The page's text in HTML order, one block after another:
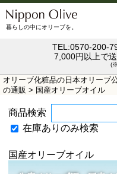
暮らしの中にオリーブを。
TEL:0570-200-
7,000円以上で
オリーブ化粧品の日本オリーブ
の通販 > 国産オリーブオイル
商品検索
在庫ありのみ検索
国産オリーブオイル